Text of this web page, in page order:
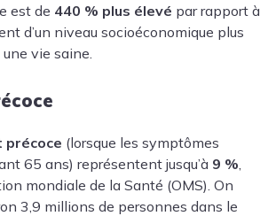
est de 440 % plus élevé par rapport à
d’un niveau socioéconomique plus
vie saine.
précoce (lorsque les symptômes
65 ans) représentent jusqu’à 9 %
mondiale de la Santé (OMS). On
3,9 millions de personnes dans le